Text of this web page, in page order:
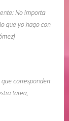
No importa
que yo hago con
corresponden
tarea,